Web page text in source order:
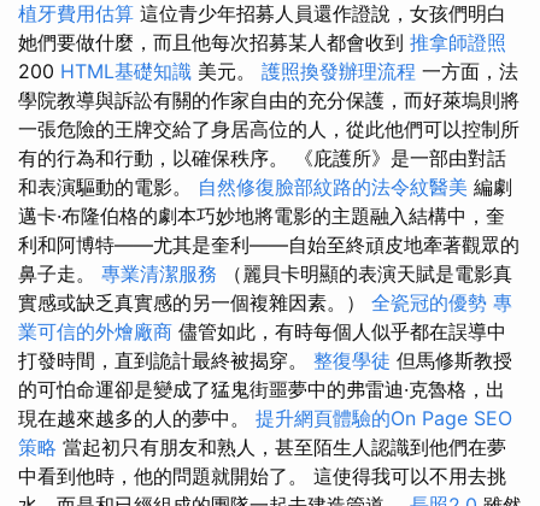
植牙費用估算 這位青少年招募人員還作證說，女孩們明白
她們要做什麼，而且他每次招募某人都會收到 推拿師證照
200 HTML基礎知識 美元。 護照換發辦理流程 一方面，法
學院教導與訴訟有關的作家自由的充分保護，而好萊塢則將
一張危險的王牌交給了身居高位的人，從此他們可以控制所
有的行為和行動，以確保秩序。 《庇護所》是一部由對話
和表演驅動的電影。 自然修復臉部紋路的法令紋醫美 編劇
邁卡·布隆伯格的劇本巧妙地將電影的主題融入結構中，奎
利和阿博特——尤其是奎利——自始至終頑皮地牽著觀眾的
鼻子走。 專業清潔服務 （麗貝卡明顯的表演天賦是電影真
實感或缺乏真實感的另一個複雜因素。） 全瓷冠的優勢 專
業可信的外燴廠商 儘管如此，有時每個人似乎都在誤導中
打發時間，直到詭計最終被揭穿。 整復學徒 但馬修斯教授
的可怕命運卻是變成了猛鬼街噩夢中的弗雷迪·克魯格，出
現在越來越多的人的夢中。 提升網頁體驗的On Page SEO
策略 當起初只有朋友和熟人，甚至陌生人認識到他們在夢
中看到他時，他的問題就開始了。 這使得我可以不用去挑